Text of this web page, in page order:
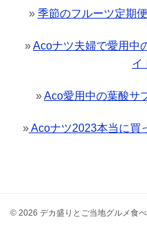
» 季節のフルーツ定期
»Acoナツ夫婦で愛用中
イ
»Aco愛用中の葉酸サ
»Acoナツ2023本当に買
© 2026 デカ盛りとご当地グルメ食